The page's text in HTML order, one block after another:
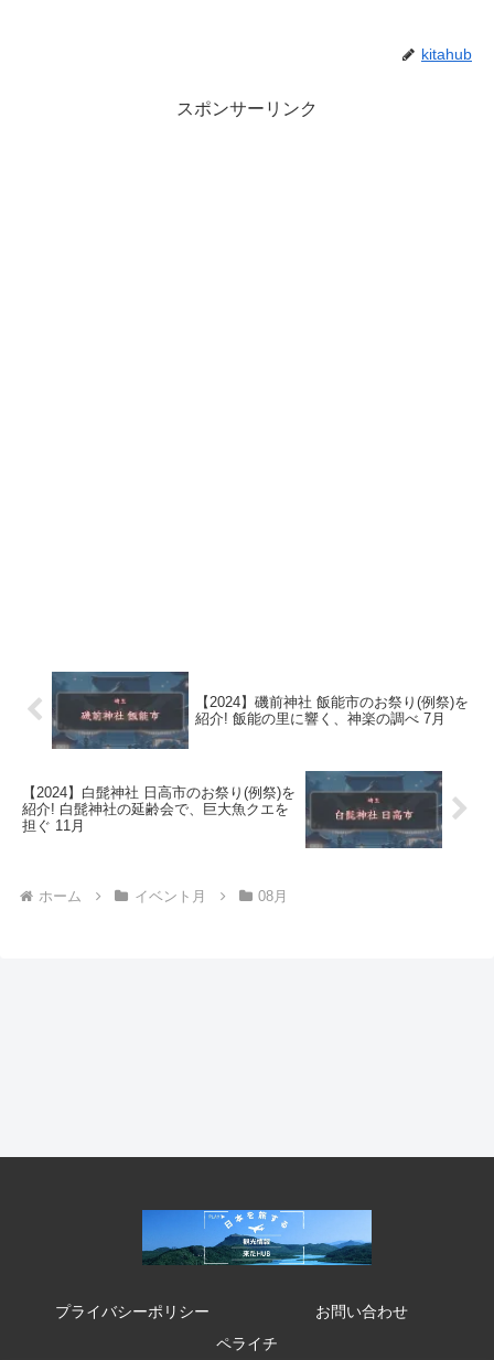
kitahub
スポンサーリンク
【2024】磯前神社 飯能市のお祭り(例祭)を
紹介! 飯能の里に響く、神楽の調べ 7月
【2024】白髭神社 日高市のお祭り(例祭)を
紹介! 白髭神社の延齢会で、巨大魚クエを
担ぐ 11月
ホーム イベント月 08月
プライバシーポリシー
お問い合わせ
ペライチ